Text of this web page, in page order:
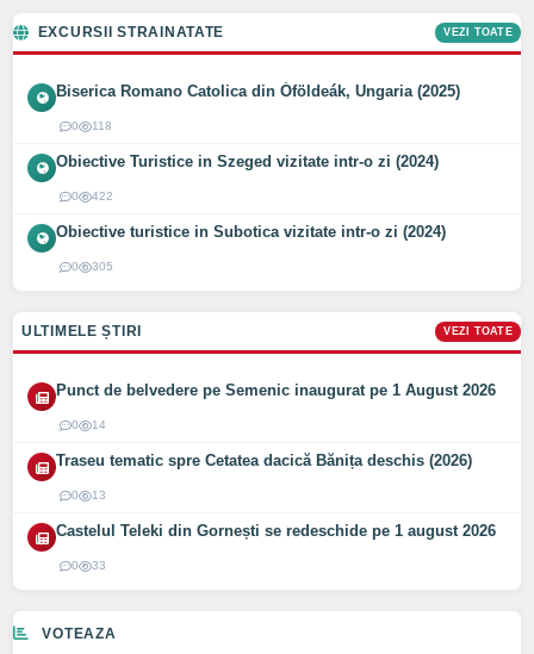
EXCURSII STRAINATATE VEZI TOATE
Biserica Romano Catolica din Óföldeák, Ungaria (2025)
0 118
Obiective Turistice in Szeged vizitate intr-o zi (2024)
0 422
Obiective turistice in Subotica vizitate intr-o zi (2024)
0 305
ULTIMELE ȘTIRI VEZI TOATE
Punct de belvedere pe Semenic inaugurat pe 1 August 2026
0 14
Traseu tematic spre Cetatea dacică Bănița deschis (2026)
0 13
Castelul Teleki din Gornești se redeschide pe 1 august 2026
0 33
VOTEAZA